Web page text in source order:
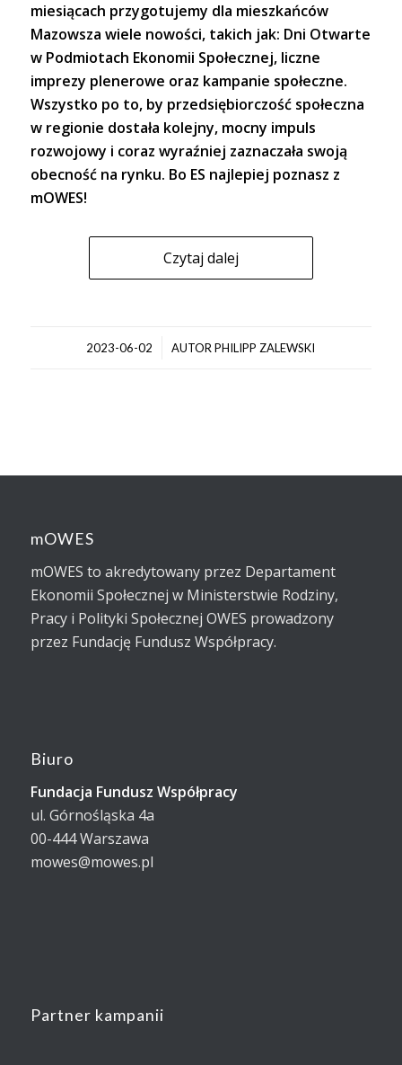
miesiącach przygotujemy dla mieszkańców
Mazowsza wiele nowości, takich jak: Dni Otwarte
w Podmiotach Ekonomii Społecznej, liczne
imprezy plenerowe oraz kampanie społeczne.
Wszystko po to, by przedsiębiorczość społeczna
w regionie dostała kolejny, mocny impuls
rozwojowy i coraz wyraźniej zaznaczała swoją
obecność na rynku. Bo ES najlepiej poznasz z
mOWES!
Czytaj dalej
2023-06-02
/ AUTORPHILIPP ZALEWSKI
mOWES
mOWES to akredytowany przez Departament
Ekonomii Społecznej w Ministerstwie Rodziny,
Pracy i Polityki Społecznej OWES prowadzony
przez Fundację Fundusz Współpracy.
Biuro
Fundacja Fundusz Współpracy
ul. Górnośląska 4a
00-444 Warszawa
mowes@mowes.pl
Partner kampanii